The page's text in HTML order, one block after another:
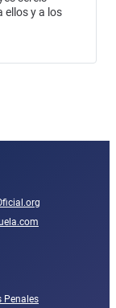
ellos y a los
Penales